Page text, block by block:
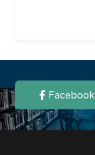
Facebook